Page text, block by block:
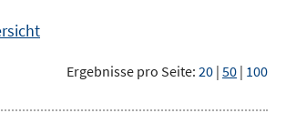
Ergebnisse pro Seite: 20 | 50 | 100